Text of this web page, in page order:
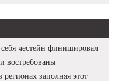
себя честейн финишировал
востребованы
заполняя этот